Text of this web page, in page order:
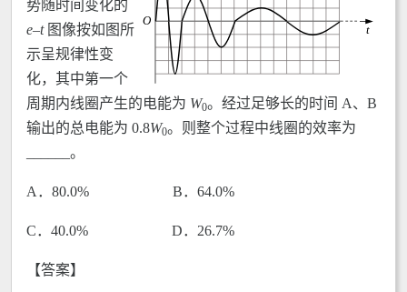
势随时间变化的
e–t 图像按如图所
示呈规律性变
化，其中第一个
周期内线圈产生的电能为 W0。经过足够长的时间 A、B
输出的总电能为 0.8W0。则整个过程中线圈的效率为
______。
A．80.0% B．64.0%
C．40.0% D．26.7%
【答案】